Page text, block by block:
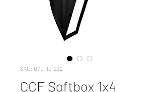
SKU: 070-101232
OCF Softbox 1x4